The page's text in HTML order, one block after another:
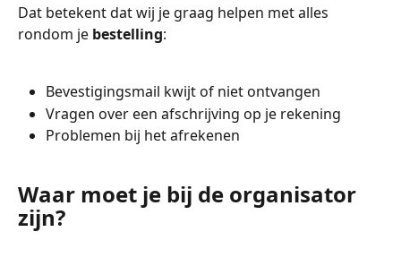
Dat betekent dat wij je graag helpen met alles
rondom je bestelling:
Bevestigingsmail kwijt of niet ontvangen
Vragen over een afschrijving op je rekening
Problemen bij het afrekenen
Waar moet je bij de organisator
zijn?